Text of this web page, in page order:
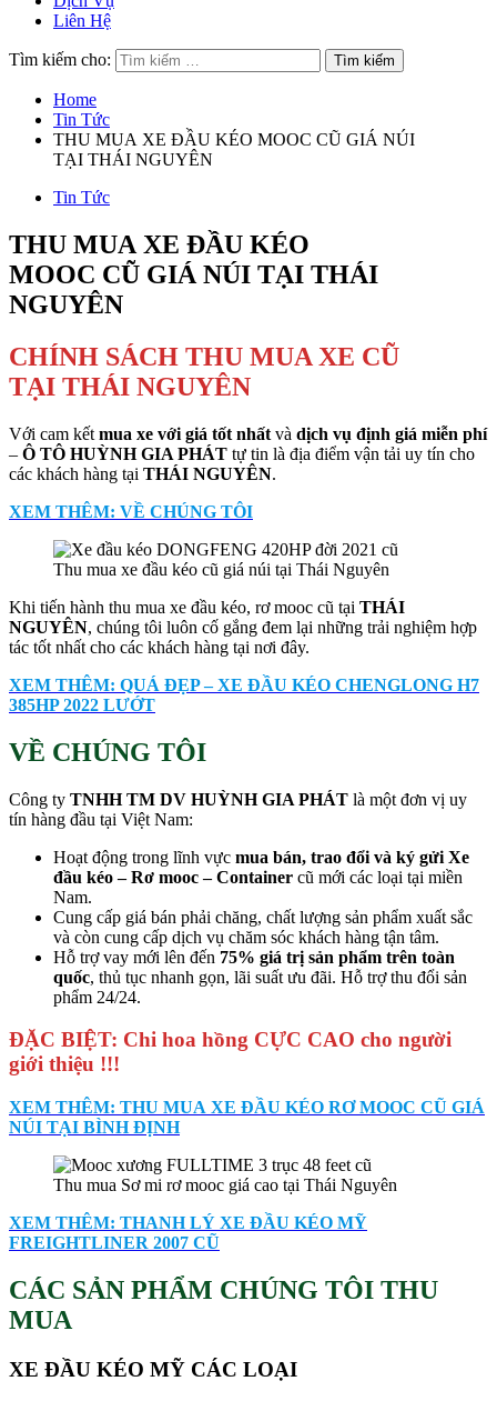
Liên Hệ
Tìm kiếm cho:
Home
Tin Tức
THU MUA XE ĐẦU KÉO MOOC CŨ GIÁ NÚI
TẠI THÁI NGUYÊN
Tin Tức
THU MUA XE ĐẦU KÉO
MOOC CŨ GIÁ NÚI TẠI THÁI
NGUYÊN
CHÍNH SÁCH THU MUA XE CŨ
TẠI THÁI NGUYÊN
Với cam kết mua xe với giá tốt nhất và dịch vụ định giá miễn phí
– Ô TÔ HUỲNH GIA PHÁT tự tin là địa điểm vận tải uy tín cho
các khách hàng tại THÁI NGUYÊN.
XEM THÊM: VỀ CHÚNG TÔI
Thu mua xe đầu kéo cũ giá núi tại Thái Nguyên
Khi tiến hành thu mua xe đầu kéo, rơ mooc cũ tại THÁI
NGUYÊN, chúng tôi luôn cố gắng đem lại những trải nghiệm hợp
tác tốt nhất cho các khách hàng tại nơi đây.
XEM THÊM: QUÁ ĐẸP – XE ĐẦU KÉO CHENGLONG H7
385HP 2022 LƯỚT
VỀ CHÚNG TÔI
Công ty TNHH TM DV HUỲNH GIA PHÁT là một đơn vị uy
tín hàng đầu tại Việt Nam:
Hoạt động trong lĩnh vực mua bán, trao đổi và ký gửi Xe
đầu kéo – Rơ mooc – Container cũ mới các loại tại miền
Nam.
Cung cấp giá bán phải chăng, chất lượng sản phẩm xuất sắc
và còn cung cấp dịch vụ chăm sóc khách hàng tận tâm.
Hỗ trợ vay mới lên đến 75% giá trị sản phẩm trên toàn
quốc, thủ tục nhanh gọn, lãi suất ưu đãi. Hỗ trợ thu đổi sản
phẩm 24/24.
ĐẶC BIỆT: Chi hoa hồng CỰC CAO cho người
giới thiệu !!!
XEM THÊM: THU MUA XE ĐẦU KÉO RƠ MOOC CŨ GIÁ
NÚI TẠI BÌNH ĐỊNH
Thu mua Sơ mi rơ mooc giá cao tại Thái Nguyên
XEM THÊM: THANH LÝ XE ĐẦU KÉO MỸ
FREIGHTLINER 2007 CŨ
CÁC SẢN PHẨM CHÚNG TÔI THU
MUA
XE ĐẦU KÉO MỸ CÁC LOẠI